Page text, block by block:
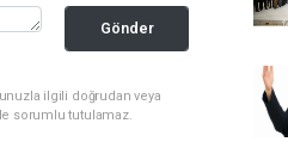
Gönder
ilgili doğrudan veya
sorumlu tutulamaz.